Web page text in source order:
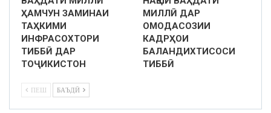
ҲАМЧУН ЗАМИНАИ
ТАҲКИМИ
ИНФРАСОХТОРИ
ТИББӢ ДАР
ТОҶИКИСТОН
МИЛЛӢ ДАР
ОМОДАСОЗИИ
КАДРҲОИ
БАЛАНДИХТИСОСИ
ТИББӢ
ПЕШ БАЪДӢ